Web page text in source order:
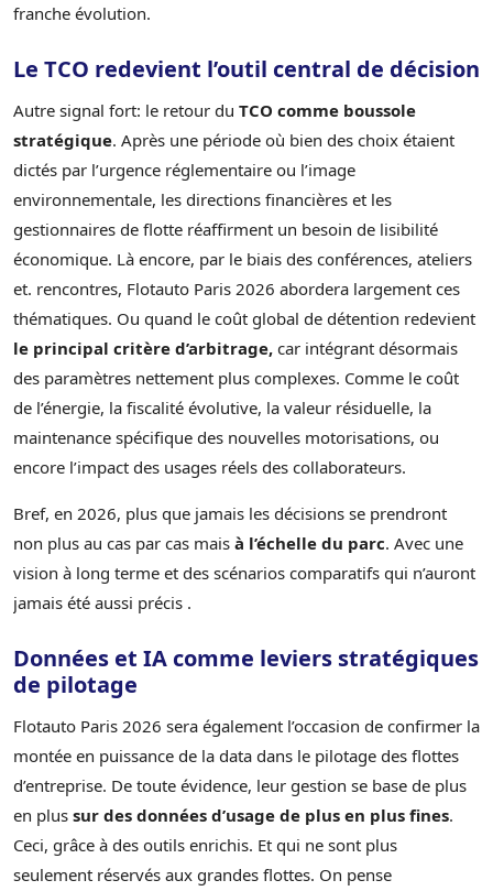
franche évolution.
Le TCO redevient l’outil central de décision
Autre signal fort: le retour du TCO comme boussole
stratégique. Après une période où bien des choix étaient
dictés par l’urgence réglementaire ou l’image
environnementale, les directions financières et les
gestionnaires de flotte réaffirment un besoin de lisibilité
économique. Là encore, par le biais des conférences, ateliers
et. rencontres, Flotauto Paris 2026 abordera largement ces
thématiques. Ou quand le coût global de détention redevient
le principal critère d’arbitrage, car intégrant désormais
des paramètres nettement plus complexes. Comme le coût
de l’énergie, la fiscalité évolutive, la valeur résiduelle, la
maintenance spécifique des nouvelles motorisations, ou
encore l’impact des usages réels des collaborateurs.
Bref, en 2026, plus que jamais les décisions se prendront
non plus au cas par cas mais à l’échelle du parc. Avec une
vision à long terme et des scénarios comparatifs qui n’auront
jamais été aussi précis .
Données et IA comme leviers stratégiques
de pilotage
Flotauto Paris 2026 sera également l’occasion de confirmer la
montée en puissance de la data dans le pilotage des flottes
d’entreprise. De toute évidence, leur gestion se base de plus
en plus sur des données d’usage de plus en plus fines.
Ceci, grâce à des outils enrichis. Et qui ne sont plus
seulement réservés aux grandes flottes. On pense